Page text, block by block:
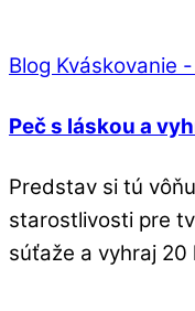
Blog Kváskovanie
Peč s láskou a
Predstav si tú
starostlivosti pre
súťaže a vyhraj